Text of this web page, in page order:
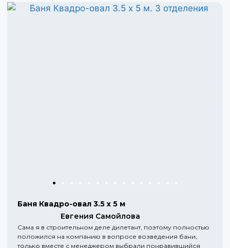
Баня Квадро-овал 3.5 х 5 м
Евгения Самойлова
Сама я в строительном деле дилетант, поэтому полностью
положился на компанию в вопросе возведения бани,
только вместе с менеджером выбрали понравившийся